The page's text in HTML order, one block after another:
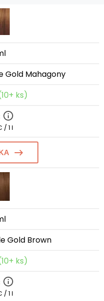
Gold Mahagony
ks)
/ 1 l
Gold Brown
ks)
/ 1 l